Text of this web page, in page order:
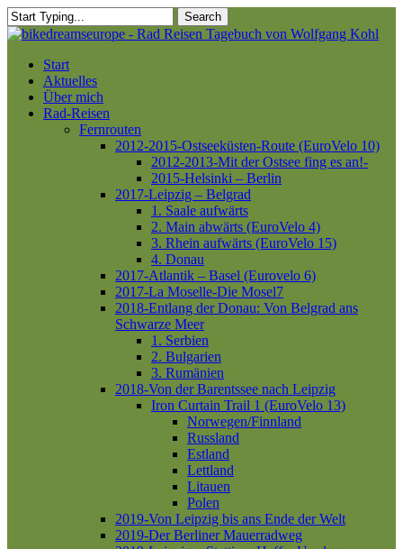
Skip
to
content
Search
Close
Menu
Start
Aktuelles
Über mich
Rad-Reisen
Fernrouten
2012-2015-Ostseeküsten-Route (EuroVelo 10)
2012-2013-Mit der Ostsee fing es an!-
2015-Helsinki – Berlin
2017-Leipzig – Belgrad
1. Saale aufwärts
2. Main abwärts (EuroVelo 4)
3. Rhein aufwärts (EuroVelo 15)
4. Donau
2017-Atlantik – Basel (Eurovelo 6)
2017-La Moselle-Die Mosel7
2018-Entlang der Donau: Von Belgrad ans
Schwarze Meer
1. Serbien
2. Bulgarien
3. Rumänien
2018-Von der Barentssee nach Leipzig
Iron Curtain Trail 1 (EuroVelo 13)
Norwegen/Finnland
Russland
Estland
Lettland
Litauen
Polen
2019-Von Leipzig bis ans Ende der Welt
2019-Der Berliner Mauerradweg